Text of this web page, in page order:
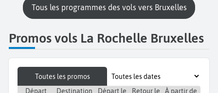
Tous les programmes des vols vers Bruxelles
Promos vols La Rochelle Bruxelles
Toutes les promos
Départ
Destination Départ le Retour le À partir de